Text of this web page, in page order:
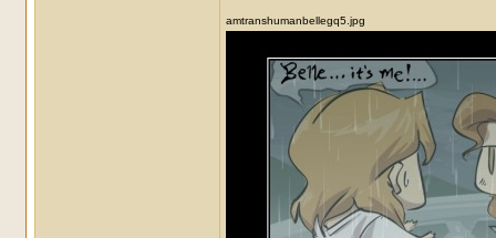
amtranshumanbellegq5.jpg